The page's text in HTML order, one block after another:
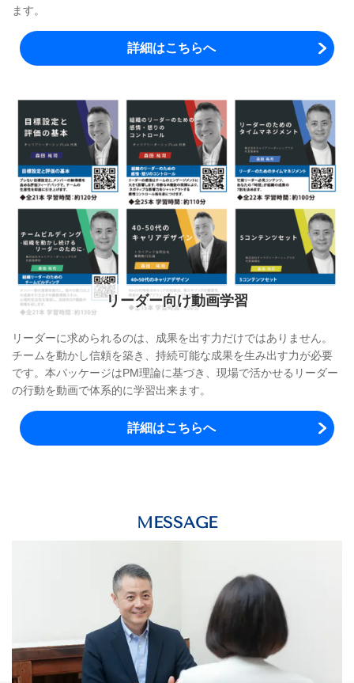
ます。
詳細はこちらへ
リーダー向け動画学習
リーダーに求められるのは、成果を出す力だけではありません。
チームを動かし信頼を築き、持続可能な成果を生み出す力が必要
です。本パッケージはPM理論に基づき、現場で活かせるリーダー
の行動を動画で体系的に学習出来ます。
詳細はこちらへ
MESSAGE